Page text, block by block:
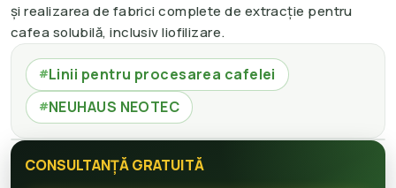
și realizarea de fabrici complete de extracție pentru
cafea solubilă, inclusiv liofilizare.
#Linii pentru procesarea cafelei
#NEUHAUS NEOTEC
CONSULTANȚĂ GRATUITĂ